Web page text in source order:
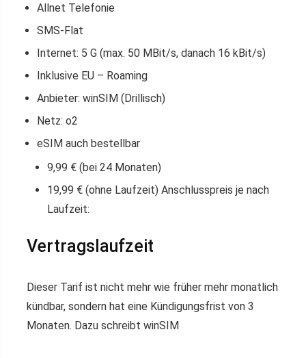
Allnet Telefonie
SMS-Flat
Internet: 5 G (max. 50 MBit/s, danach 16 kBit/s)
Inklusive EU – Roaming
Anbieter: winSIM (Drillisch)
Netz: o2
eSIM auch bestellbar
9,99 € (bei 24 Monaten)
19,99 € (ohne Laufzeit) Anschlusspreis je nach
Laufzeit:
Vertragslaufzeit
Dieser Tarif ist nicht mehr wie früher mehr monatlich
kündbar, sondern hat eine Kündigungsfrist von 3
Monaten. Dazu schreibt winSIM